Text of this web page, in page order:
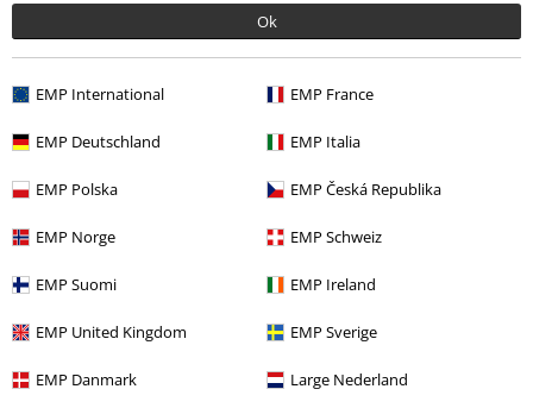
Ok
EMP International EMP France
EMP Deutschland EMP Italia
EMP Polska EMP Česká Republika
EMP Norge EMP Schweiz
EMP Suomi EMP Ireland
EMP United Kingdom EMP Sverige
EMP Danmark Large Nederland
%
64,99 €
Marley
Feuerzeug
-21%
Exklusiv
62,99 €
Rebel by EMP